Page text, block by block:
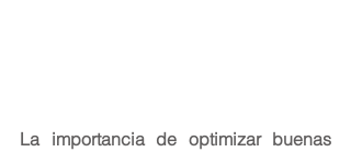
La importancia de optimizar buenas